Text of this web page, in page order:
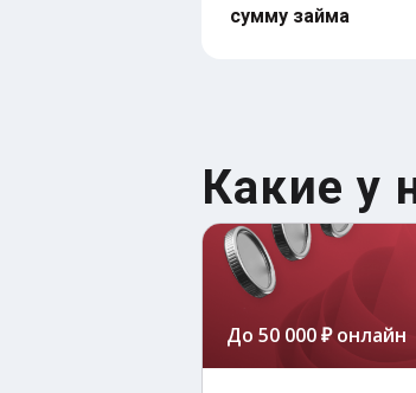
сумму займа
Какие у
До 50 000 ₽ онлайн